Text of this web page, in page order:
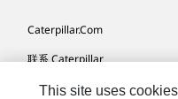
Caterpillar.com
联系 Caterpillar
我的营销首选项
This site uses